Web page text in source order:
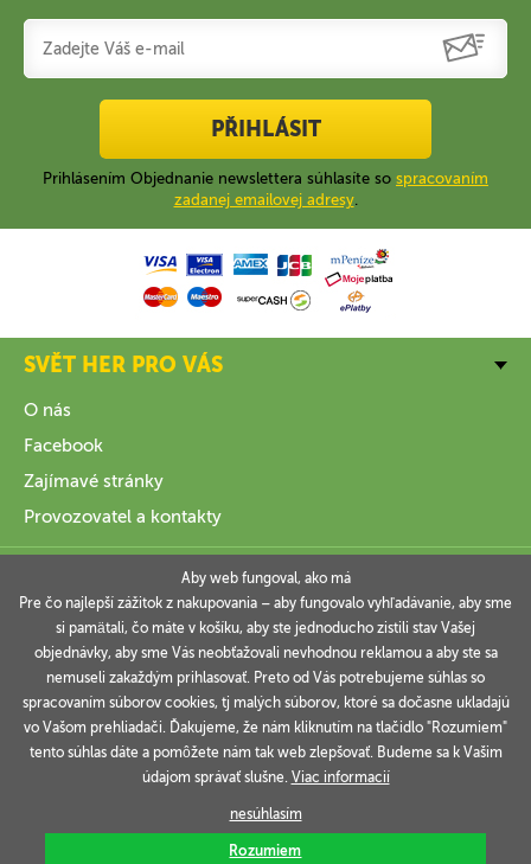
PŘIHLÁSIT
Prihlásením Objednanie newslettera súhlasíte so spracovaním
zadanej emailovej adresy.
SVĚT HER PRO VÁS
O nás
Facebook
Zajímavé stránky
Provozovatel a kontakty
INFORMACE
VAŠE OBJEDNÁVKY
Technicky zajišťujeSimplia.cz.
Aby web fungoval, ako má
Pre čo najlepší zážitok z nakupovania – aby fungovalo vyhľadávanie, aby sme
si pamätali, čo máte v košíku, aby ste jednoducho zistili stav Vašej
objednávky, aby sme Vás neobťažovali nevhodnou reklamou a aby ste sa
nemuseli zakaždým prihlasovať. Preto od Vás potrebujeme súhlas so
spracovaním súborov cookies, tj malých súborov, ktoré sa dočasne ukladajú
vo Vašom prehliadači. Ďakujeme, že nám kliknutím na tlačidlo "Rozumiem"
tento súhlas dáte a pomôžete nám tak web zlepšovať. Budeme sa k Vašim
údajom správať slušne. Viac informacií
nesúhlasím
Rozumiem